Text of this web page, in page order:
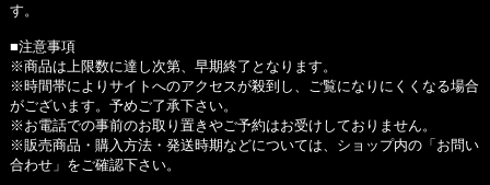
す。
■注意事項
※商品は上限数に達し次第、早期終了となります。
※時間帯によりサイトへのアクセスが殺到し、ご覧になりにくくなる場合
がございます。予めご了承下さい。
※お電話での事前のお取り置きやご予約はお受けしておりません。
※販売商品・購入方法・発送時期などについては、ショップ内の「お問い
合わせ」をご確認下さい。